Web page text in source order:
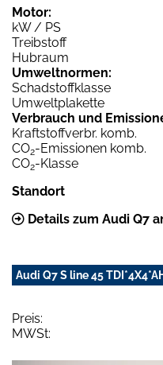
Motor:
kW / PS
Treibstoff
Hubraum
Umweltnormen:
Schadstoffklasse
Umweltplakette
Verbrauch und
Kraftstoffverbr. komb.
CO2-Emissionen komb.
CO2-Klasse
Standort
Details zum Audi Q7
Audi Q7 S line 45
Preis:
MWSt: